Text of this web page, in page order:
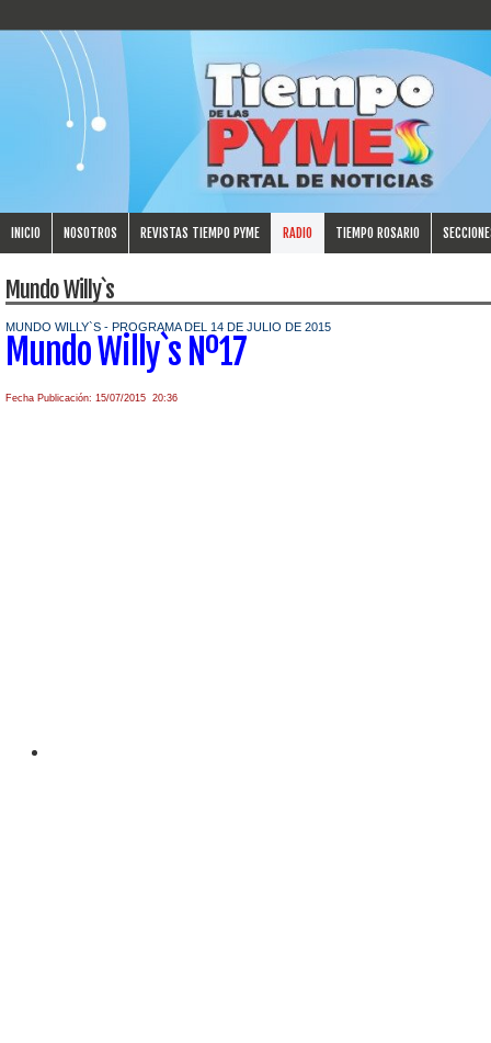
INICIO NOSOTROS REVISTAS TIEMPO PYME RADIO TIEMPO ROSARIO
Mundo Willy`s
MUNDO WILLY`S - PROGRAMA DEL 14 DE JULIO DE 2015
Mundo Willy`s Nº17
Fecha Publicación: 15/07/2015 20:36